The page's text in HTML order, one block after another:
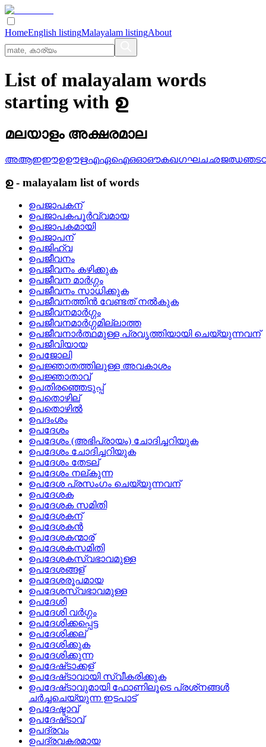
HomeEnglish listingMalayalam listingAbout
List of malayalam words
starting with ഉ
മലയാളം അക്ഷരമാല
അആഇഈഉഊഋഎഏഐഒഓഔകഖഗഘചഛജഝഞട
ഉ- malayalam list of words
ഉപജാപകന്
ഉപജാപകപൂര്‍വ്വമായ
ഉപജാപകമായി
ഉപജാപന്
ഉപജിഹ്വ
ഉപജീവനം
ഉപജീവനം കഴിക്കുക
ഉപജീവന മാര്‍ഗ്ഗം
ഉപജീവനം സാധിക്കുക
ഉപജീവനത്തിന്‍ വേണ്ടത്‌ നല്‍കുക
ഉപജീവനമാര്‍ഗ്ഗം
ഉപജീവനമാര്‍ഗ്ഗമില്ലാത്ത
ഉപജീവനാര്‍ത്ഥമുള്ള പ്രവൃത്തിയായി ചെയ്യുന്നവന്
ഉപജീവിയായ
ഉപജോലി
ഉപജ്ഞാതത്തിലുള്ള അവകാശം
ഉപജ്ഞാതാവ്
ഉപതിരഞ്ഞെടുപ്പ്
ഉപതൊഴില്
ഉപതൊഴില്‍
ഉപദംശം
ഉപദേശം
ഉപദേശം (അഭിപ്രായം) ചോദിച്ചറിയുക
ഉപദേശം ചോദിച്ചറിയുക
ഉപദേശം തേടല്
ഉപദേശം നല്‌കുന്ന
ഉപദേശ പ്രസംഗം ചെയ്യുന്നവന്
ഉപദേശക
ഉപദേശക സമിതി
ഉപദേശകന്
ഉപദേശകന്‍
ഉപദേശകന്മാര്
ഉപദേശകസമിതി
ഉപദേശകസ്വഭാവമുള്ള
ഉപദേശങ്ങള്
ഉപദേശരൂപമായ
ഉപദേശസ്വഭാവമുള്ള
ഉപദേശി
ഉപദേശി വര്‍ഗ്ഗം
ഉപദേശിക്കപ്പെട്ട
ഉപദേശിക്കല്
ഉപദേശിക്കുക
ഉപദേശിക്കുന്ന
ഉപദേഷ്‌ടാക്കള്
ഉപദേഷ്‌ടാവായി സ്വീകരിക്കുക
ഉപദേഷ്‌ടാവുമായി ഫോണിലൂടെ പ്രശ്‌നങ്ങള്‍
ചര്‍ച്ചചെയ്യുന്ന ഇടപാട്
ഉപദേഷ്ടാവ്
ഉപദേഷ്‌ടാവ്
ഉപദ്രവം
ഉപദ്രവകരമായ